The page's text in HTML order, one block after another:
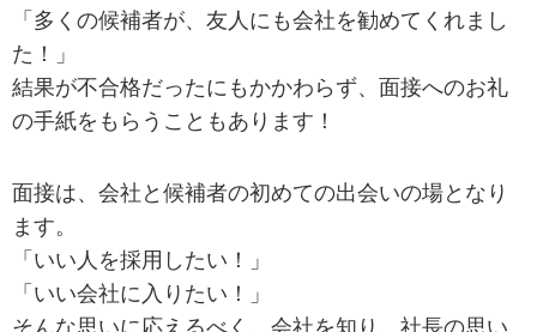
「多くの候補者が、友人にも会社を勧めてくれまし
た！」
結果が不合格だったにもかかわらず、面接へのお礼
の手紙をもらうこともあります！
面接は、会社と候補者の初めての出会いの場となり
ます。
「いい人を採用したい！」
「いい会社に入りたい！」
そんな思いに応えるべく、会社を知り、社長の思い